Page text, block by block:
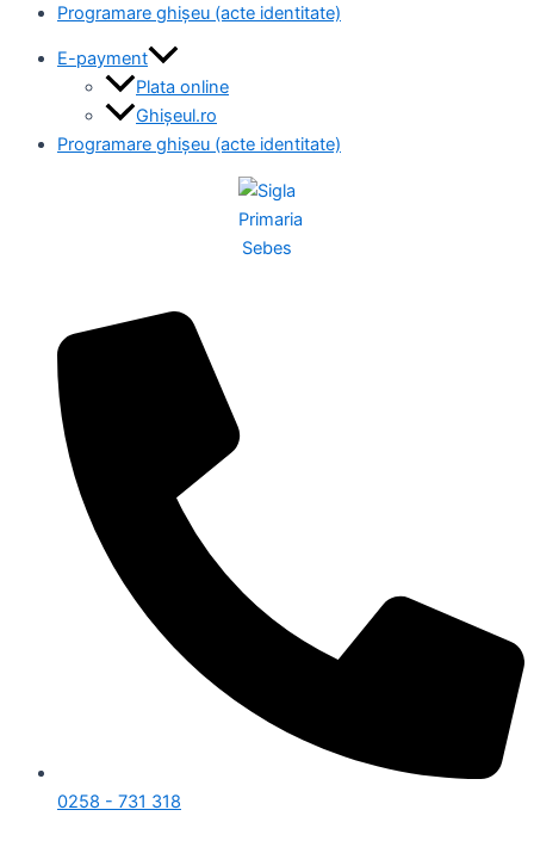
Programare ghișeu (acte identitate)
E-payment
Plata online
Ghișeul.ro
Programare ghișeu (acte identitate)
0258 - 731 318